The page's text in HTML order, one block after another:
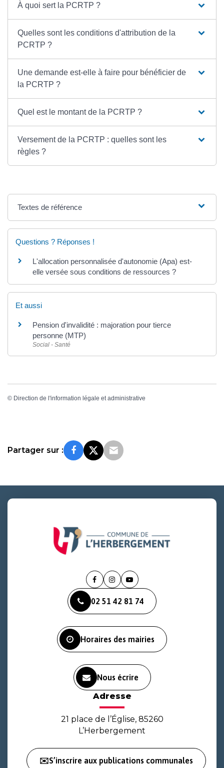
À quoi sert la PCRTP ?
Quelles sont les conditions d'attribution de la
PCRTP ?
Une demande est-elle à faire pour bénéficier de
la PCRTP ?
Quel est le montant de la PCRTP ?
Versement de la PCRTP : quelles sont les
règles ?
Textes de référence
Questions ? Réponses !
L'allocation personnalisée d'autonomie (Apa) est-
elle versée sous conditions de ressources ?
Et aussi
Pension d'invalidité : majoration pour tierce
personne (MTP)
Social - Santé
© Direction de l'information légale et administrative
Partager sur :
Lien
le
compte
Lien
le
compte
Lien
la
chaîne
02 51 42 81 74
Horaires des mairies
Nous écrire
Adresse
21 place de l’Église, 85260
L’Herbergement
✉️S’inscrire aux publications communales